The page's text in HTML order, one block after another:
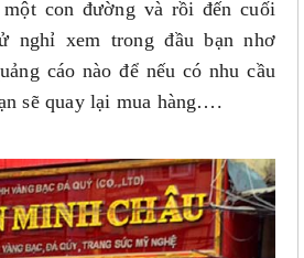
con đường và rồi đến cuối
nghỉ xem trong đầu bạn nhơ
cáo nào để nếu có nhu cầu
sẽ quay lại mua hàng….